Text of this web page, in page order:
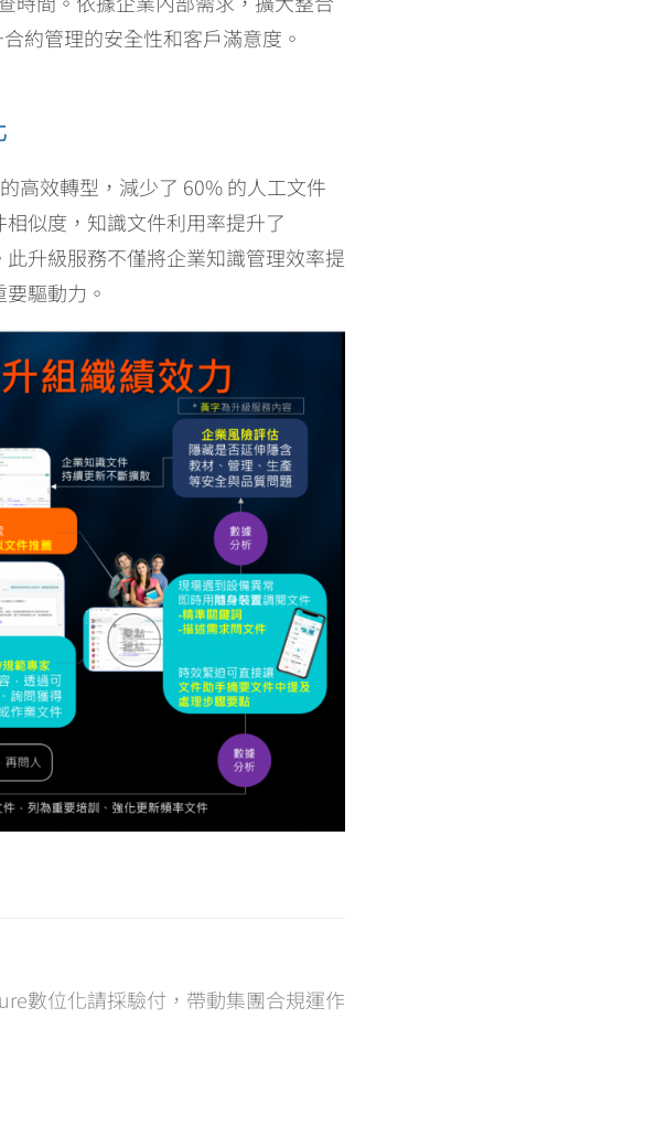
約管理的安全性和客戶滿意度。
高效轉型，減少了 60% 的人工文件
似度，知識文件利用率提升了
升級服務不僅將企業知識管理效率提
驅動力。
數位化請採驗付，帶動集團合規運作